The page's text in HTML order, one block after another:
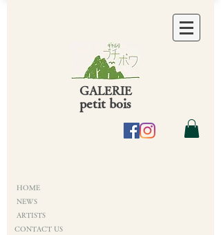
GALERIE
petit bois
HOME
NEWS
ARTISTS
CONTACT US